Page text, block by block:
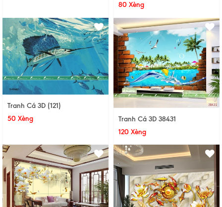
80 Xèng
Tranh Cá 3D (121)
50 Xèng
Tranh Cá 3D 38431
120 Xèng